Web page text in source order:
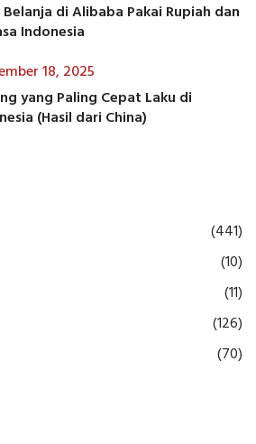
Belanja di Alibaba Pakai Rupiah dan
Indonesia
18, 2025
yang Paling Cepat Laku di
(Hasil dari China)
(441)
(10)
(11)
(126)
(70)